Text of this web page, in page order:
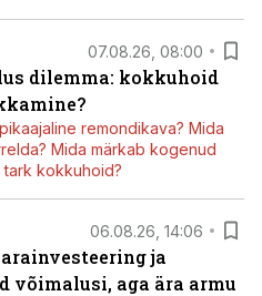
07.08.26, 08:00
dilemma: kokkuhoid
remondikava? Mida
Mida märkab kogenud
kokkuhoid?
06.08.26, 14:06
ja
võimalusi, aga ära armu